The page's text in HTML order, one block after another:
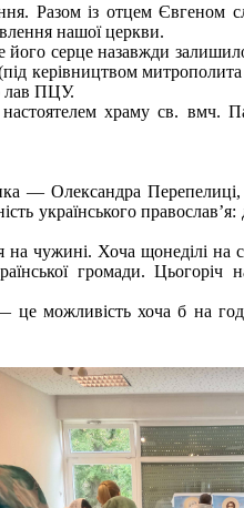
Разом із отцем Євгеном
нашої церкви.
серце назавжди
керівництвом
лав ПЦУ.
храму св. вмч.
— Олександра Перепелиці,
українського
на чужині. Хоча щонеділі на
громади. Цьогоріч
це можливість хоча б на